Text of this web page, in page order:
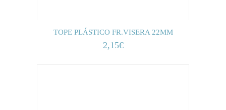
TOPE PLÁSTICO FR.VISERA 22MM
2,15€